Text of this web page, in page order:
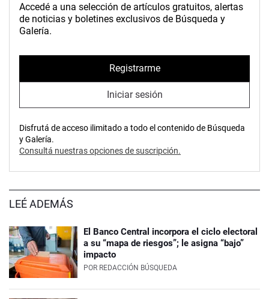
Accedé a una selección de artículos gratuitos, alertas
de noticias y boletines exclusivos de Búsqueda y
Galería.
Registrarme
Iniciar sesión
Disfrutá de acceso ilimitado a todo el contenido de Búsqueda
y Galería.
Consultá nuestras opciones de suscripción.
LEÉ ADEMÁS
El Banco Central incorpora el ciclo electoral
a su “mapa de riesgos”; le asigna “bajo”
impacto
POR REDACCIÓN BÚSQUEDA